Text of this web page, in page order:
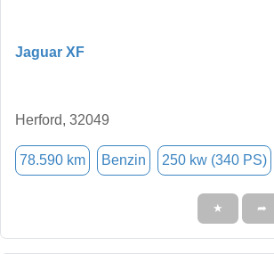
Jaguar XF
Herford, 32049
78.590 km Benzin 250 kw (340 PS)
★ ➦